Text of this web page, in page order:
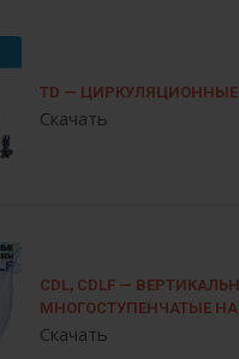
TD —
Скачать
CDL, CDLF —
МНОГОСТУПЕНЧАТЫЕ
Скачать